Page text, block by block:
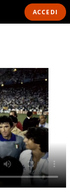
ACCEDI